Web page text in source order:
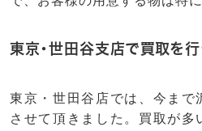
東京・世田谷支店で買取を
東京・世田谷店では、今まで
させて頂きました。買取が多